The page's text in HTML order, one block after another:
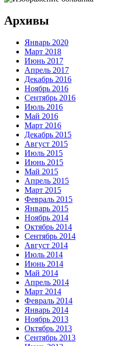
Архивы
Январь 2020
Март 2018
Июнь 2017
Апрель 2017
Декабрь 2016
Ноябрь 2016
Сентябрь 2016
Июль 2016
Май 2016
Март 2016
Декабрь 2015
Август 2015
Июль 2015
Июнь 2015
Май 2015
Апрель 2015
Март 2015
Февраль 2015
Январь 2015
Ноябрь 2014
Октябрь 2014
Сентябрь 2014
Август 2014
Июль 2014
Июнь 2014
Май 2014
Апрель 2014
Март 2014
Февраль 2014
Январь 2014
Ноябрь 2013
Октябрь 2013
Сентябрь 2013